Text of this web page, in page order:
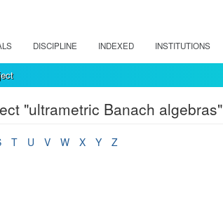
DISCIPLINE INDEXED INSTITUTIONS
"ultrametric Banach algebras"
T U V W X Y
Z